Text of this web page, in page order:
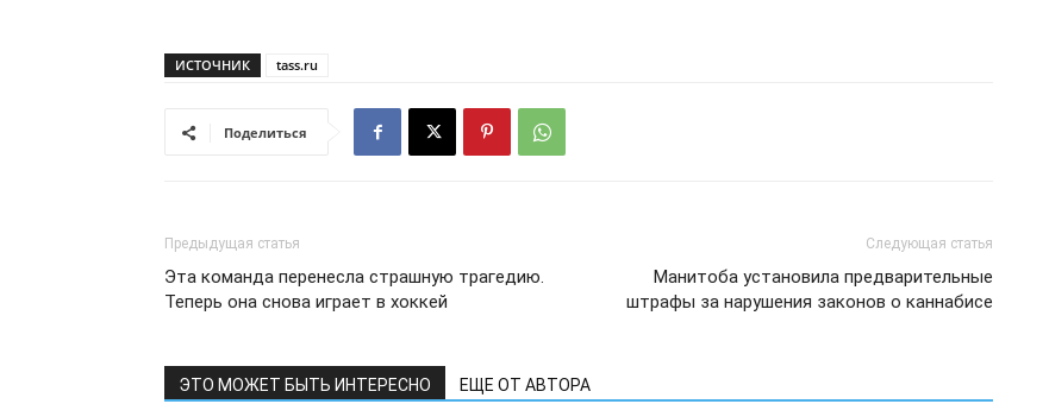
ИСТОЧНИК tass.ru
Поделиться
Предыдущая статья
Эта команда перенесла страшную трагедию.
Теперь она снова играет в хоккей
Следующая статья
Манитоба установила предварительные
штрафы за нарушения законов о каннабисе
ЭТО МОЖЕТ БЫТЬ ИНТЕРЕСНО ЕЩЕ ОТ АВТОРА